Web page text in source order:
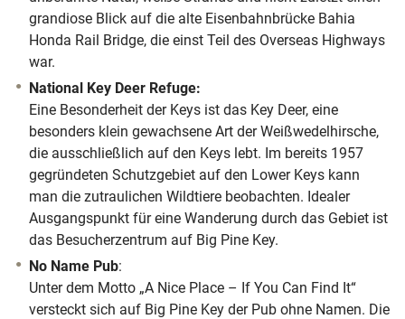
grandiose Blick auf die alte Eisenbahnbrücke Bahia
Honda Rail Bridge, die einst Teil des Overseas Highways
war.
National Key Deer Refuge:
Eine Besonderheit der Keys ist das Key Deer, eine
besonders klein gewachsene Art der Weißwedelhirsche,
die ausschließlich auf den Keys lebt. Im bereits 1957
gegründeten Schutzgebiet auf den Lower Keys kann
man die zutraulichen Wildtiere beobachten. Idealer
Ausgangspunkt für eine Wanderung durch das Gebiet ist
das Besucherzentrum auf Big Pine Key.
No Name Pub:
Unter dem Motto „A Nice Place – If You Can Find It“
versteckt sich auf Big Pine Key der Pub ohne Namen. Die